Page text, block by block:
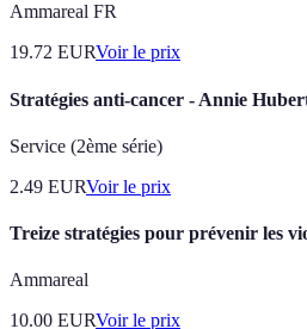
Ammareal FR
19.72 EURVoir le prix
Stratégies anti-cancer - Annie
Service (2ème série)
2.49 EURVoir le prix
Treize stratégies pour prévenir les
Ammareal
10.00 EURVoir le prix